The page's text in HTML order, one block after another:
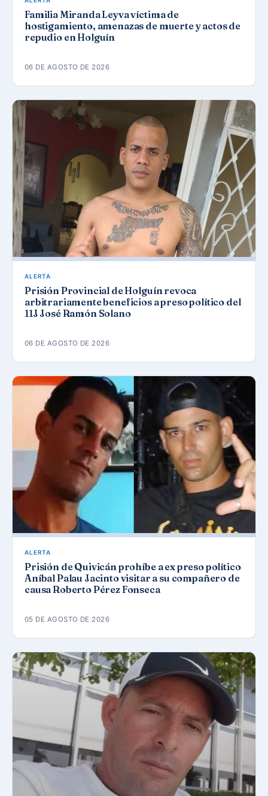
Familia Miranda Leyva víctima de
hostigamiento, amenazas de muerte y actos de
repudio en Holguín
06 DE AGOSTO DE 2026
ALERTA
Prisión Provincial de Holguín revoca
arbitrariamente beneficios a preso político del
11J José Ramón Solano
06 DE AGOSTO DE 2026
ALERTA
Prisión de Quivicán prohíbe a ex preso político
Aníbal Palau Jacinto visitar a su compañero de
causa Roberto Pérez Fonseca
05 DE AGOSTO DE 2026